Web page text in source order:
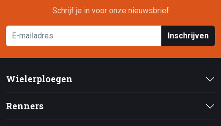
Schrijf je in voor onze nieuwsbrief
Inschrijven
Wielerploegen
Renners